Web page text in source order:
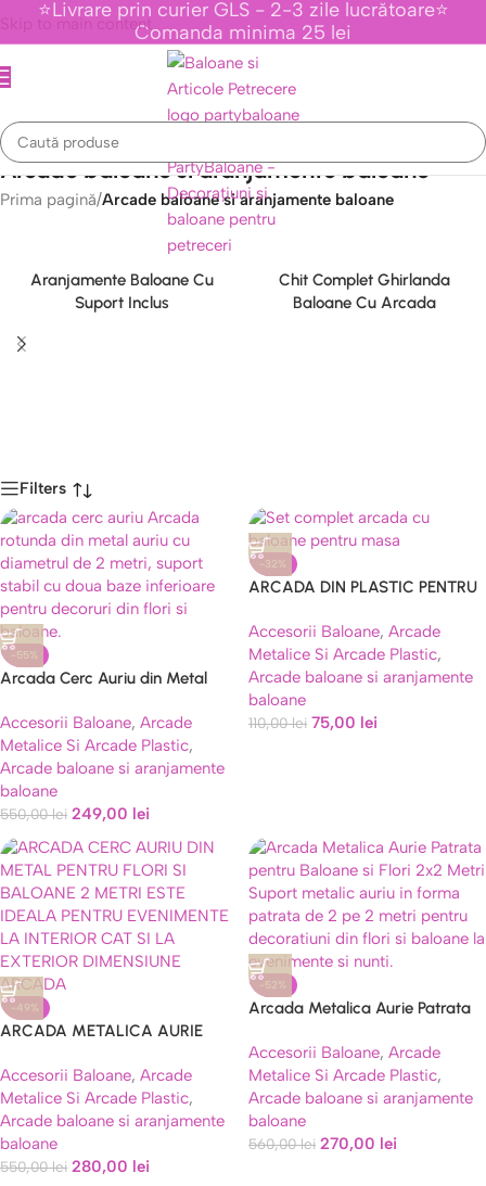
Skip to main content
⭐Livrare prin curier GLS - 2-3 zile lucrătoare⭐
Comanda minima 25 lei
Arcade baloane si aranjamente baloane
Prima pagină/Arcade baloane si aranjamente baloane
Aranjamente Baloane Cu
Suport Inclus
Chit Complet Ghirlanda
Baloane Cu Arcada
Caută
Filters
-55%
Arcada Cerc Auriu din Metal
Accesorii Baloane, Arcade
Metalice Si Arcade Plastic,
Arcade baloane si aranjamente
baloane
550,00lei 249,00 lei
-32%
ARCADA DIN PLASTIC PENTRU
Accesorii Baloane, Arcade
Metalice Si Arcade Plastic,
Arcade baloane si aranjamente
baloane
110,00lei 75,00 lei
-49%
ARCADA METALICA AURIE
Accesorii Baloane, Arcade
Metalice Si Arcade Plastic,
Arcade baloane si aranjamente
baloane
550,00lei 280,00 lei
-52%
Arcada Metalica Aurie Patrata
Accesorii Baloane, Arcade
Metalice Si Arcade Plastic,
Arcade baloane si aranjamente
baloane
560,00lei 270,00 lei